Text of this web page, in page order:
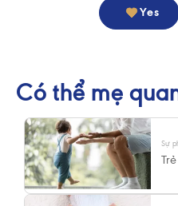
Yes
Có thể mẹ
Sự